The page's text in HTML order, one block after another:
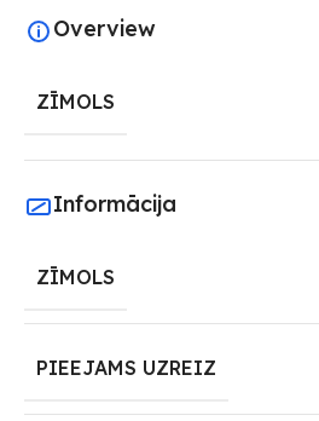
Overview
ZĪMOLS
Informācija
ZĪMOLS
PIEEJAMS UZREIZ